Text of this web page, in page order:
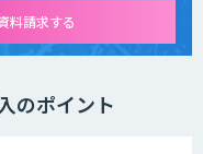
料請求する
のポイント